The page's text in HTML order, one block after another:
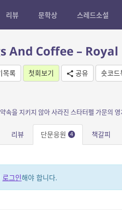
리뷰 문학상 스레드소설
And Coffee – Royal
목록 첫회보기 공유 숏코드
리뷰 단문응원 4 책갈피
로그인해야 합니다.